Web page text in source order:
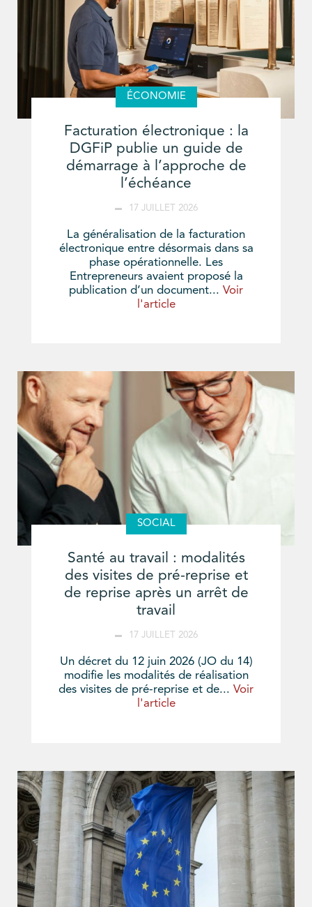
ÉCONOMIE
Facturation électronique : la
DGFiP publie un guide de
démarrage à l’approche de
l’échéance
17 JUILLET 2026
La généralisation de la facturation
électronique entre désormais dans sa
phase opérationnelle. Les
Entrepreneurs avaient proposé la
publication d’un document... Voir
l'article
SOCIAL
Santé au travail : modalités
des visites de pré-reprise et
de reprise après un arrêt de
travail
17 JUILLET 2026
Un décret du 12 juin 2026 (JO du 14)
modifie les modalités de réalisation
des visites de pré-reprise et de... Voir
l'article